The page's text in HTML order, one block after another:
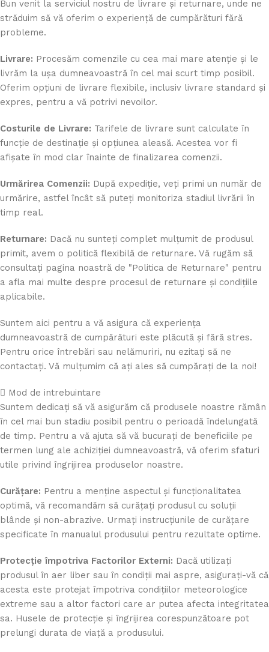
Bun venit la serviciul nostru de livrare și returnare, unde ne
străduim să vă oferim o experiență de cumpărături fără
probleme.
Livrare: Procesăm comenzile cu cea mai mare atenție și le
livrăm la ușa dumneavoastră în cel mai scurt timp posibil.
Oferim opțiuni de livrare flexibile, inclusiv livrare standard și
expres, pentru a vă potrivi nevoilor.
Costurile de Livrare: Tarifele de livrare sunt calculate în
funcție de destinație și opțiunea aleasă. Acestea vor fi
afișate în mod clar înainte de finalizarea comenzii.
Urmărirea Comenzii: După expediție, veți primi un număr de
urmărire, astfel încât să puteți monitoriza stadiul livrării în
timp real.
Returnare: Dacă nu sunteți complet mulțumit de produsul
primit, avem o politică flexibilă de returnare. Vă rugăm să
consultați pagina noastră de "Politica de Returnare" pentru
a afla mai multe despre procesul de returnare și condițiile
aplicabile.
Suntem aici pentru a vă asigura că experiența
dumneavoastră de cumpărături este plăcută și fără stres.
Pentru orice întrebări sau nelămuriri, nu ezitați să ne
contactați. Vă mulțumim că ați ales să cumpărați de la noi!
Mod de intrebuintare
Suntem dedicați să vă asigurăm că produsele noastre rămân
în cel mai bun stadiu posibil pentru o perioadă îndelungată
de timp. Pentru a vă ajuta să vă bucurați de beneficiile pe
termen lung ale achiziției dumneavoastră, vă oferim sfaturi
utile privind îngrijirea produselor noastre.
Curățare: Pentru a menține aspectul și funcționalitatea
optimă, vă recomandăm să curățați produsul cu soluții
blânde și non-abrazive. Urmați instrucțiunile de curățare
specificate în manualul produsului pentru rezultate optime.
Protecție împotriva Factorilor Externi: Dacă utilizați
produsul în aer liber sau în condiții mai aspre, asigurați-vă că
acesta este protejat împotriva condițiilor meteorologice
extreme sau a altor factori care ar putea afecta integritatea
sa. Husele de protecție și îngrijirea corespunzătoare pot
prelungi durata de viață a produsului.